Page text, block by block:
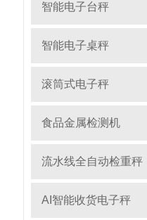
智能电子台秤
智能电子桌秤
滚筒式电子秤
食品金属检测机
流水线全自动检重秤
AI智能收货电子秤